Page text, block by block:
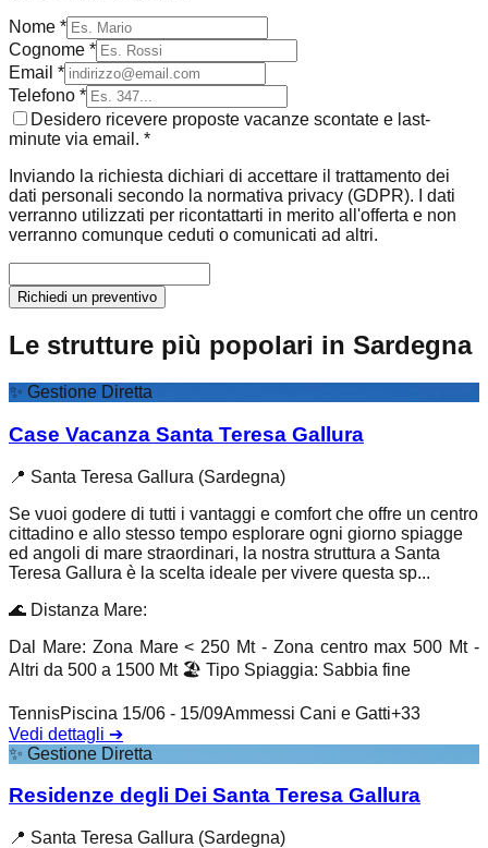
Nome *
Cognome *
Email *
Telefono *
Desidero ricevere proposte vacanze scontate e last-
minute via email. *
Inviando la richiesta dichiari di accettare il trattamento dei
dati personali secondo la normativa privacy (GDPR). I dati
verranno utilizzati per ricontattarti in merito all'offerta e non
verranno comunque ceduti o comunicati ad altri.
Richiedi un preventivo
Le strutture più popolari in Sardegna
✨ Gestione Diretta
Case Vacanza Santa Teresa Gallura
📍 Santa Teresa Gallura (Sardegna)
Se vuoi godere di tutti i vantaggi e comfort che offre un centro
cittadino e allo stesso tempo esplorare ogni giorno spiagge
ed angoli di mare straordinari, la nostra struttura a Santa
Teresa Gallura è la scelta ideale per vivere questa sp...
🌊 Distanza Mare:
Dal Mare: Zona Mare < 250 Mt - Zona centro max 500 Mt -
Altri da 500 a 1500 Mt 🏖️ Tipo Spiaggia: Sabbia fine
TennisPiscina 15/06 - 15/09Ammessi Cani e Gatti+33
Vedi dettagli ➔
✨ Gestione Diretta
Residenze degli Dei Santa Teresa Gallura
📍 Santa Teresa Gallura (Sardegna)